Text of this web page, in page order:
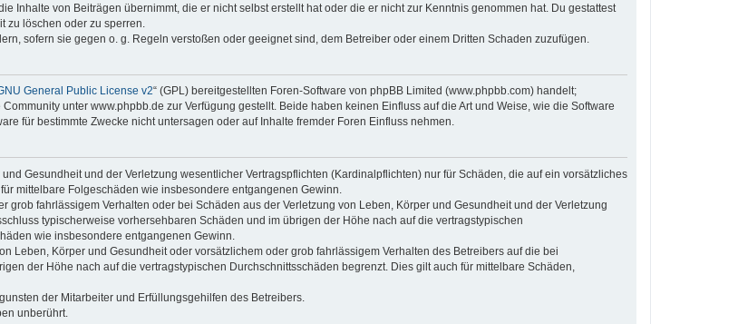
Inhalte von Beiträgen übernimmt, die er nicht selbst erstellt hat oder die er nicht zur Kenntnis genommen hat. Du gestattest
zu löschen oder zu sperren.
sofern sie gegen o. g. Regeln verstoßen oder geeignet sind, dem Betreiber oder einem Dritten Schaden zuzufügen.
General Public License v2“ (GPL) bereitgestellten Foren-Software von phpBB Limited (www.phpbb.com) handelt;
unter www.phpbb.de zur Verfügung gestellt. Beide haben keinen Einfluss auf die Art und Weise, wie die Software
für bestimmte Zwecke nicht untersagen oder auf Inhalte fremder Foren Einfluss nehmen.
Gesundheit und der Verletzung wesentlicher Vertragspflichten (Kardinalpflichten) nur für Schäden, die auf ein vorsätzliches
mittelbare Folgeschäden wie insbesondere entgangenen Gewinn.
grob fahrlässigem Verhalten oder bei Schäden aus der Verletzung von Leben, Körper und Gesundheit und der Verletzung
typischerweise vorhersehbaren Schäden und im übrigen der Höhe nach auf die vertragstypischen
wie insbesondere entgangenen Gewinn.
Leben, Körper und Gesundheit oder vorsätzlichem oder grob fahrlässigem Verhalten des Betreibers auf die bei
der Höhe nach auf die vertragstypischen Durchschnittsschäden begrenzt. Dies gilt auch für mittelbare Schäden,
der Mitarbeiter und Erfüllungsgehilfen des Betreibers.
unberührt.